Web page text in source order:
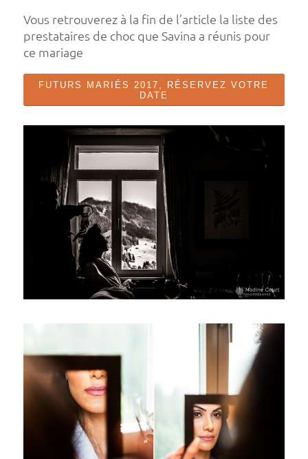
Vous retrouverez à la fin de l’article la liste des
prestataires de choc que Savina a réunis pour
ce mariage
FUTURS MARIÉS 2017, RÉSERVEZ VOTRE
DATE